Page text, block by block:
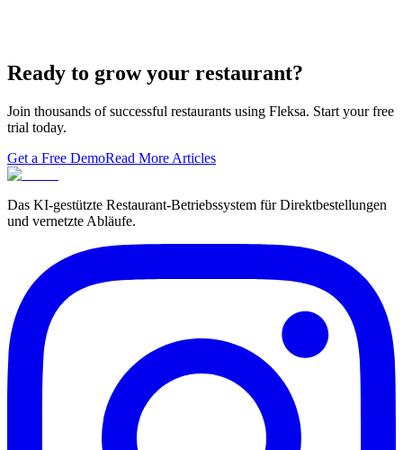
Ready to grow your restaurant?
Join thousands of successful restaurants using Fleksa. Start your free
trial today.
Get a Free DemoRead More Articles
Das KI-gestützte Restaurant-Betriebssystem für Direktbestellungen
und vernetzte Abläufe.